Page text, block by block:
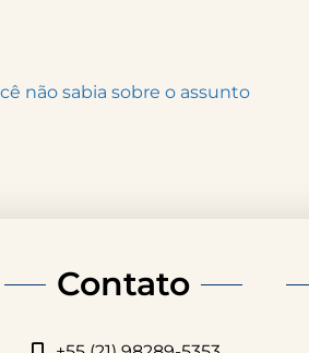
não sabia sobre o assunto
Contato